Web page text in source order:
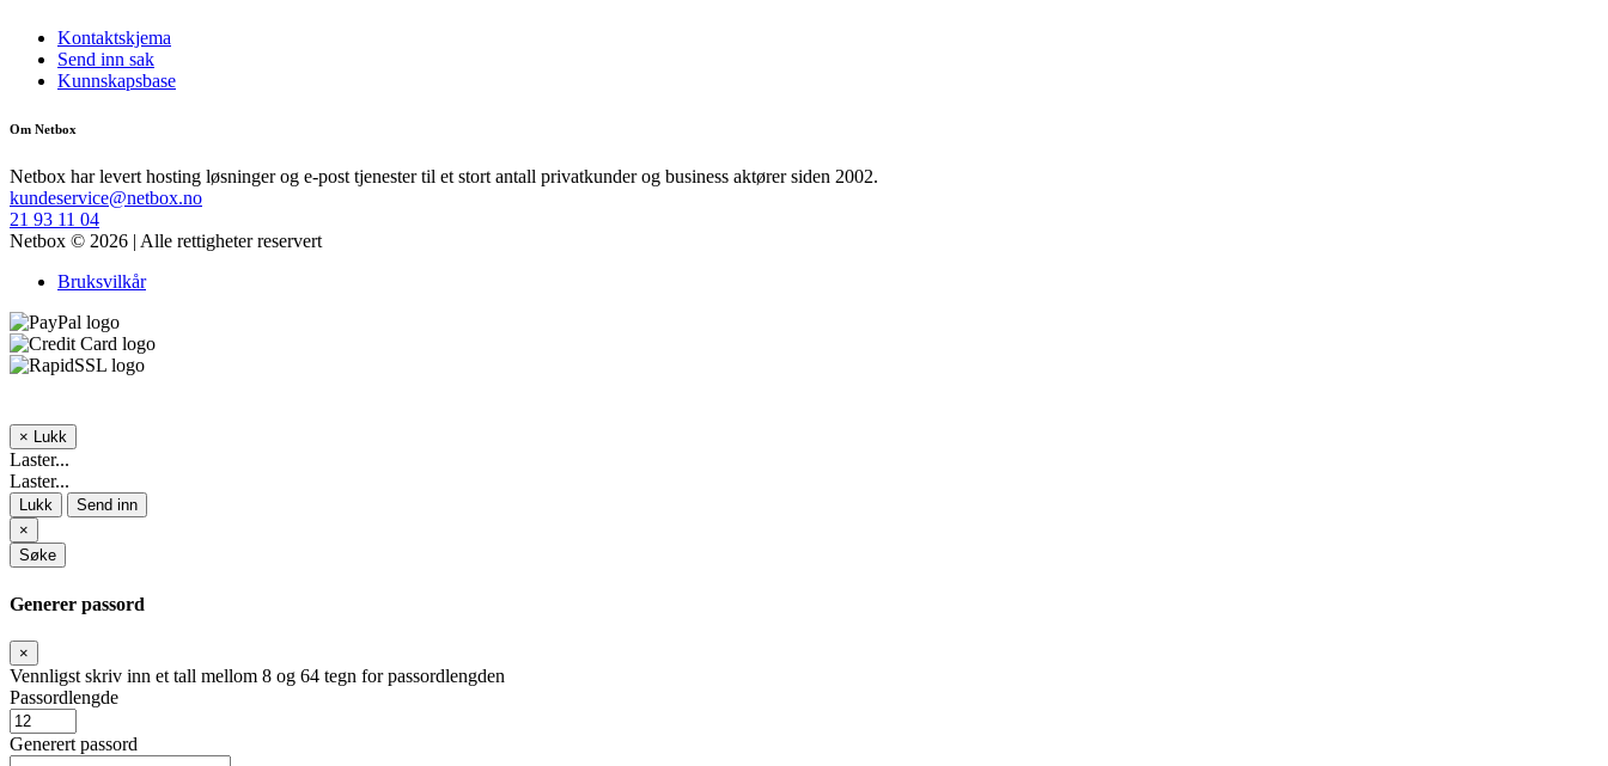
Kontaktskjema
Send inn sak
Kunnskapsbase
Om Netbox
Netbox har levert hosting løsninger og e-post tjenester til et stort antall privatkunder og business aktører siden 2002.
kundeservice@netbox.no
21 93 11 04
Netbox © 2026 | Alle rettigheter reservert
Bruksvilkår
× Lukk
Laster...
Laster...
Lukk
Send inn
×
Søke
Generer passord
×
Vennligst skriv inn et tall mellom 8 og 64 tegn for passordlengden
Passordlengde
Generert passord